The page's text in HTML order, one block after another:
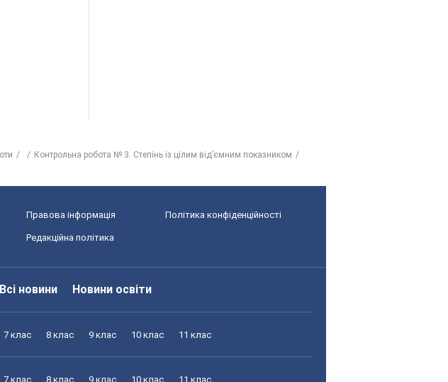
Контрольна робота № 3. Степінь із цілим від’ємним показником
Правова інформація Політика конфіденційності
Редакційна політика
Всі новини Новини освіти
7 клас 8 клас 9 клас 10 клас 11 клас
7 клас 8 клас 9 клас 10 клас 11 клас